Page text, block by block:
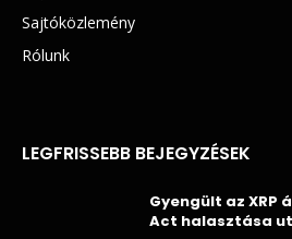
Sajtóközlemény
Rólunk
LEGFRISSEBB BEJEGYZÉSEK
Gyengült az XRP
Act halasztása